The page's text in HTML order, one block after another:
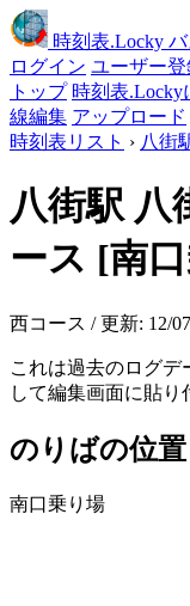
時刻表.Locky
ログイン ユーザー登
トップ 時刻表.Locky
線編集 アップロード
時刻表リスト › 八街
八街駅 八
ース [南
西コース / 更新: 12/
これは過去のログデ
して編集画面に貼り
のりばの位置
南口乗り場